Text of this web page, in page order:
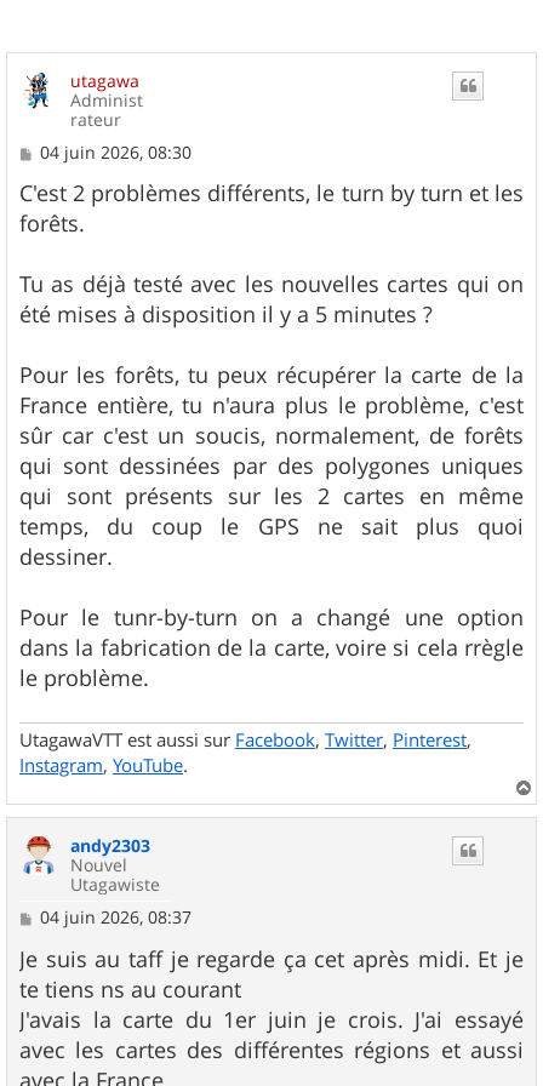
utagawa
Administ
rateur
M
s
s
a
04 juin 2026, 08:30
C'est 2 problèmes différents, le turn by turn et les
forêts.
Tu as déjà testé avec les nouvelles cartes qui on
été mises à disposition il y a 5 minutes ?
Pour les forêts, tu peux récupérer la carte de la
France entière, tu n'aura plus le problème, c'est
sûr car c'est un soucis, normalement, de forêts
qui sont dessinées par des polygones uniques
qui sont présents sur les 2 cartes en même
temps, du coup le GPS ne sait plus quoi
dessiner.
Pour le tunr-by-turn on a changé une option
dans la fabrication de la carte, voire si cela rrègle
le problème.
UtagawaVTT est aussi sur Facebook, Twitter, Pinterest,
Instagram, YouTube.
a
andy2303
Nouvel
Utagawiste
M
s
s
a
g
e
04 juin 2026, 08:37
Je suis au taff je regarde ça cet après midi. Et je
te tiens ns au courant
J'avais la carte du 1er juin je crois. J'ai essayé
avec les cartes des différentes régions et aussi
avec la France